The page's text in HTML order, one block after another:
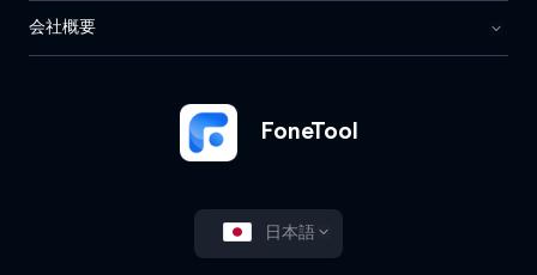
FoneTool
日本語
会社概要